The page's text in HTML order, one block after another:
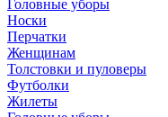
Головные уборы
Носки
Перчатки
Женщинам
Толстовки и пуловеры
Футболки
Жилеты